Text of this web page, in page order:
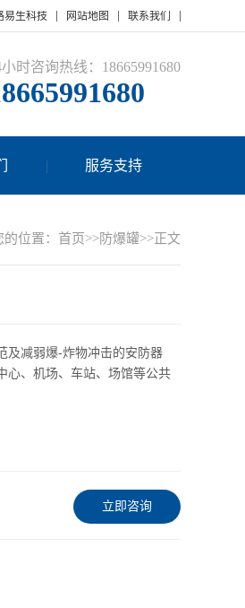
易生科技 网站地图 联系我们
小时咨询热线：18665991680
服务支持
的位置： 首页>>防爆罐>>正文
及减弱爆-炸物冲击的安防器
心、机场、车站、场馆等公共
立即咨询